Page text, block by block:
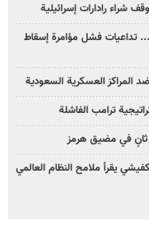
شراء رادارات إسرائيلية
تداعيات فشل مؤامرة إسقاط
المراكز العسكرية السعودية
ترامب الفاشلة
في مضيق هرمز
يقرأ ملامح النظام العالمي